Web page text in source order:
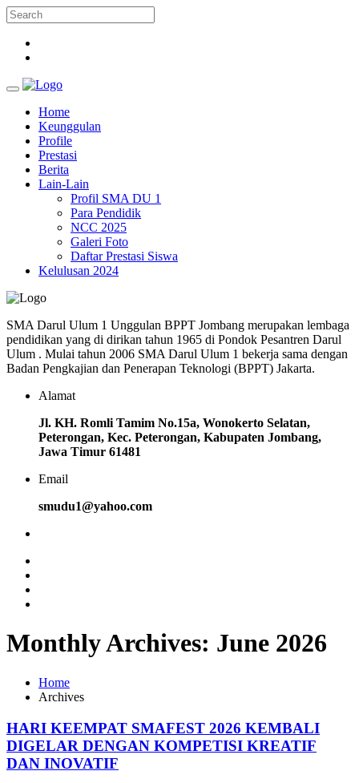
Home
Keunggulan
Profile
Prestasi
Berita
Lain-Lain
Profil SMA DU 1
Para Pendidik
NCC 2025
Galeri Foto
Daftar Prestasi Siswa
Kelulusan 2024
SMA Darul Ulum 1 Unggulan BPPT Jombang merupakan lembaga
pendidikan yang di dirikan tahun 1965 di Pondok Pesantren Darul
Ulum . Mulai tahun 2006 SMA Darul Ulum 1 bekerja sama dengan
Badan Pengkajian dan Penerapan Teknologi (BPPT) Jakarta.
Alamat
Jl. KH. Romli Tamim No.15a, Wonokerto Selatan,
Peterongan, Kec. Peterongan, Kabupaten Jombang,
Jawa Timur 61481
Email
smudu1@yahoo.com
Monthly Archives: June 2026
Home
Archives
HARI KEEMPAT SMAFEST 2026 KEMBALI
DIGELAR DENGAN KOMPETISI KREATIF
DAN INOVATIF